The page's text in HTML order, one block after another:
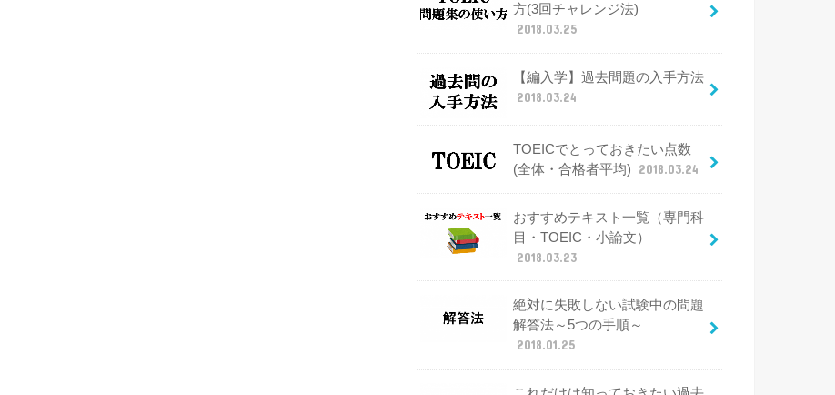
方(3回チャレンジ法)
2018.03.25
【編入学】過去問題の入手方法
2018.03.24
TOEICでとっておきたい点数
(全体・合格者平均)
2018.03.24
おすすめテキスト一覧（専門科
目・TOEIC・小論文）
2018.03.23
絶対に失敗しない試験中の問題
解答法～5つの手順～
2018.01.25